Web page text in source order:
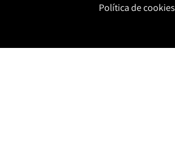
Política de cookies